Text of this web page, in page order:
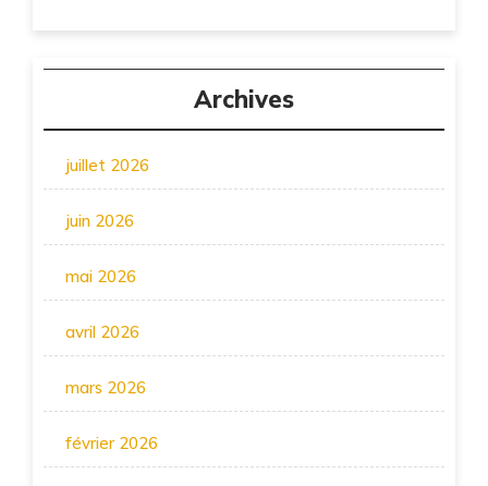
Archives
juillet 2026
juin 2026
mai 2026
avril 2026
mars 2026
février 2026